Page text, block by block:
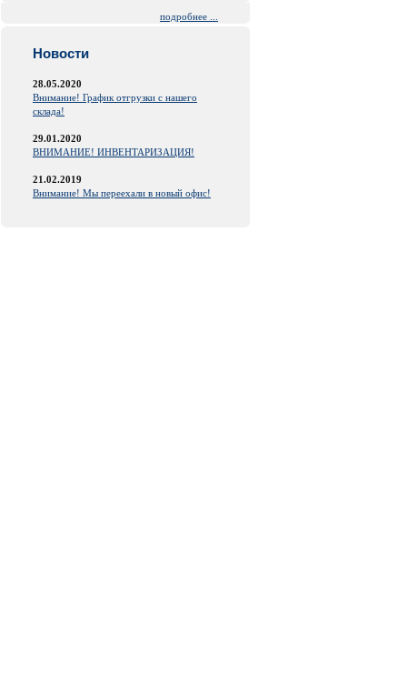
подробнее ...
Новости
28.05.2020
Внимание! График отгрузки с нашего
склада!
29.01.2020
ВНИМАНИЕ! ИНВЕНТАРИЗАЦИЯ!
21.02.2019
Внимание! Мы переехали в новый офис!